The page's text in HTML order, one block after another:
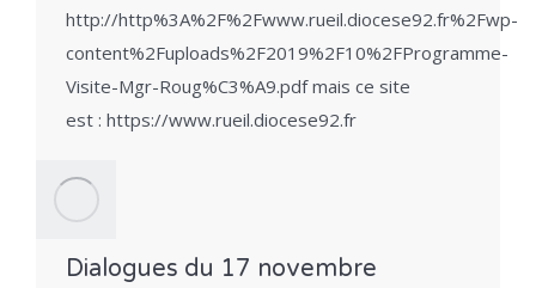
http://http%3A%2F%2Fwww.rueil.diocese92.fr%2Fwp-
content%2Fuploads%2F2019%2F10%2FProgramme-
Visite-Mgr-Roug%C3%A9.pdf mais ce site
est : https://www.rueil.diocese92.fr
Dialogues du 17 novembre